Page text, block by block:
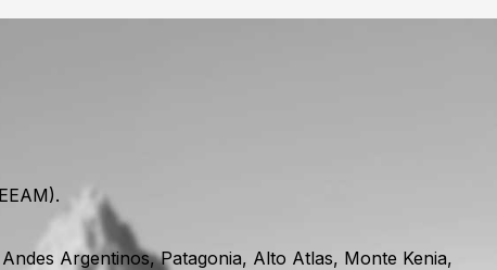
Argentinos, Patagonia, Alto Atlas, Monte Kenia,